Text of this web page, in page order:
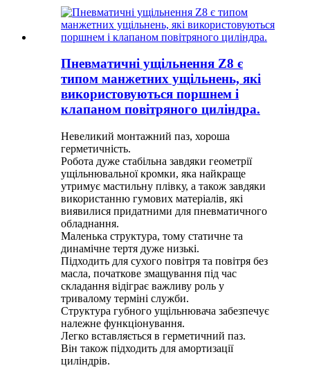
Пневматичні ущільнення Z8 є
типом манжетних ущільнень, які
використовуються поршнем і
клапаном повітряного циліндра.
Невеликий монтажний паз, хороша
герметичність.
Робота дуже стабільна завдяки геометрії
ущільнювальної кромки, яка найкраще
утримує мастильну плівку, а також завдяки
використанню гумових матеріалів, які
виявилися придатними для пневматичного
обладнання.
Маленька структура, тому статичне та
динамічне тертя дуже низькі.
Підходить для сухого повітря та повітря без
масла, початкове змащування під час
складання відіграє важливу роль у
тривалому терміні служби.
Структура губного ущільнювача забезпечує
належне функціонування.
Легко вставляється в герметичний паз.
Він також підходить для амортизації
циліндрів.